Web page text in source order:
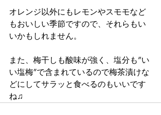
オレンジ以外にもレモンやスモモなど
もおいしい季節ですので、それらもい
いかもしれません。
また、梅干しも酸味が強く、塩分も”い
い塩梅”で含まれているので梅茶漬けな
どにしてサラッと食べるのもいいです
ね♫